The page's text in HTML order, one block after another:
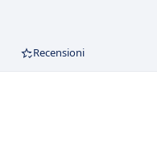
Recensioni